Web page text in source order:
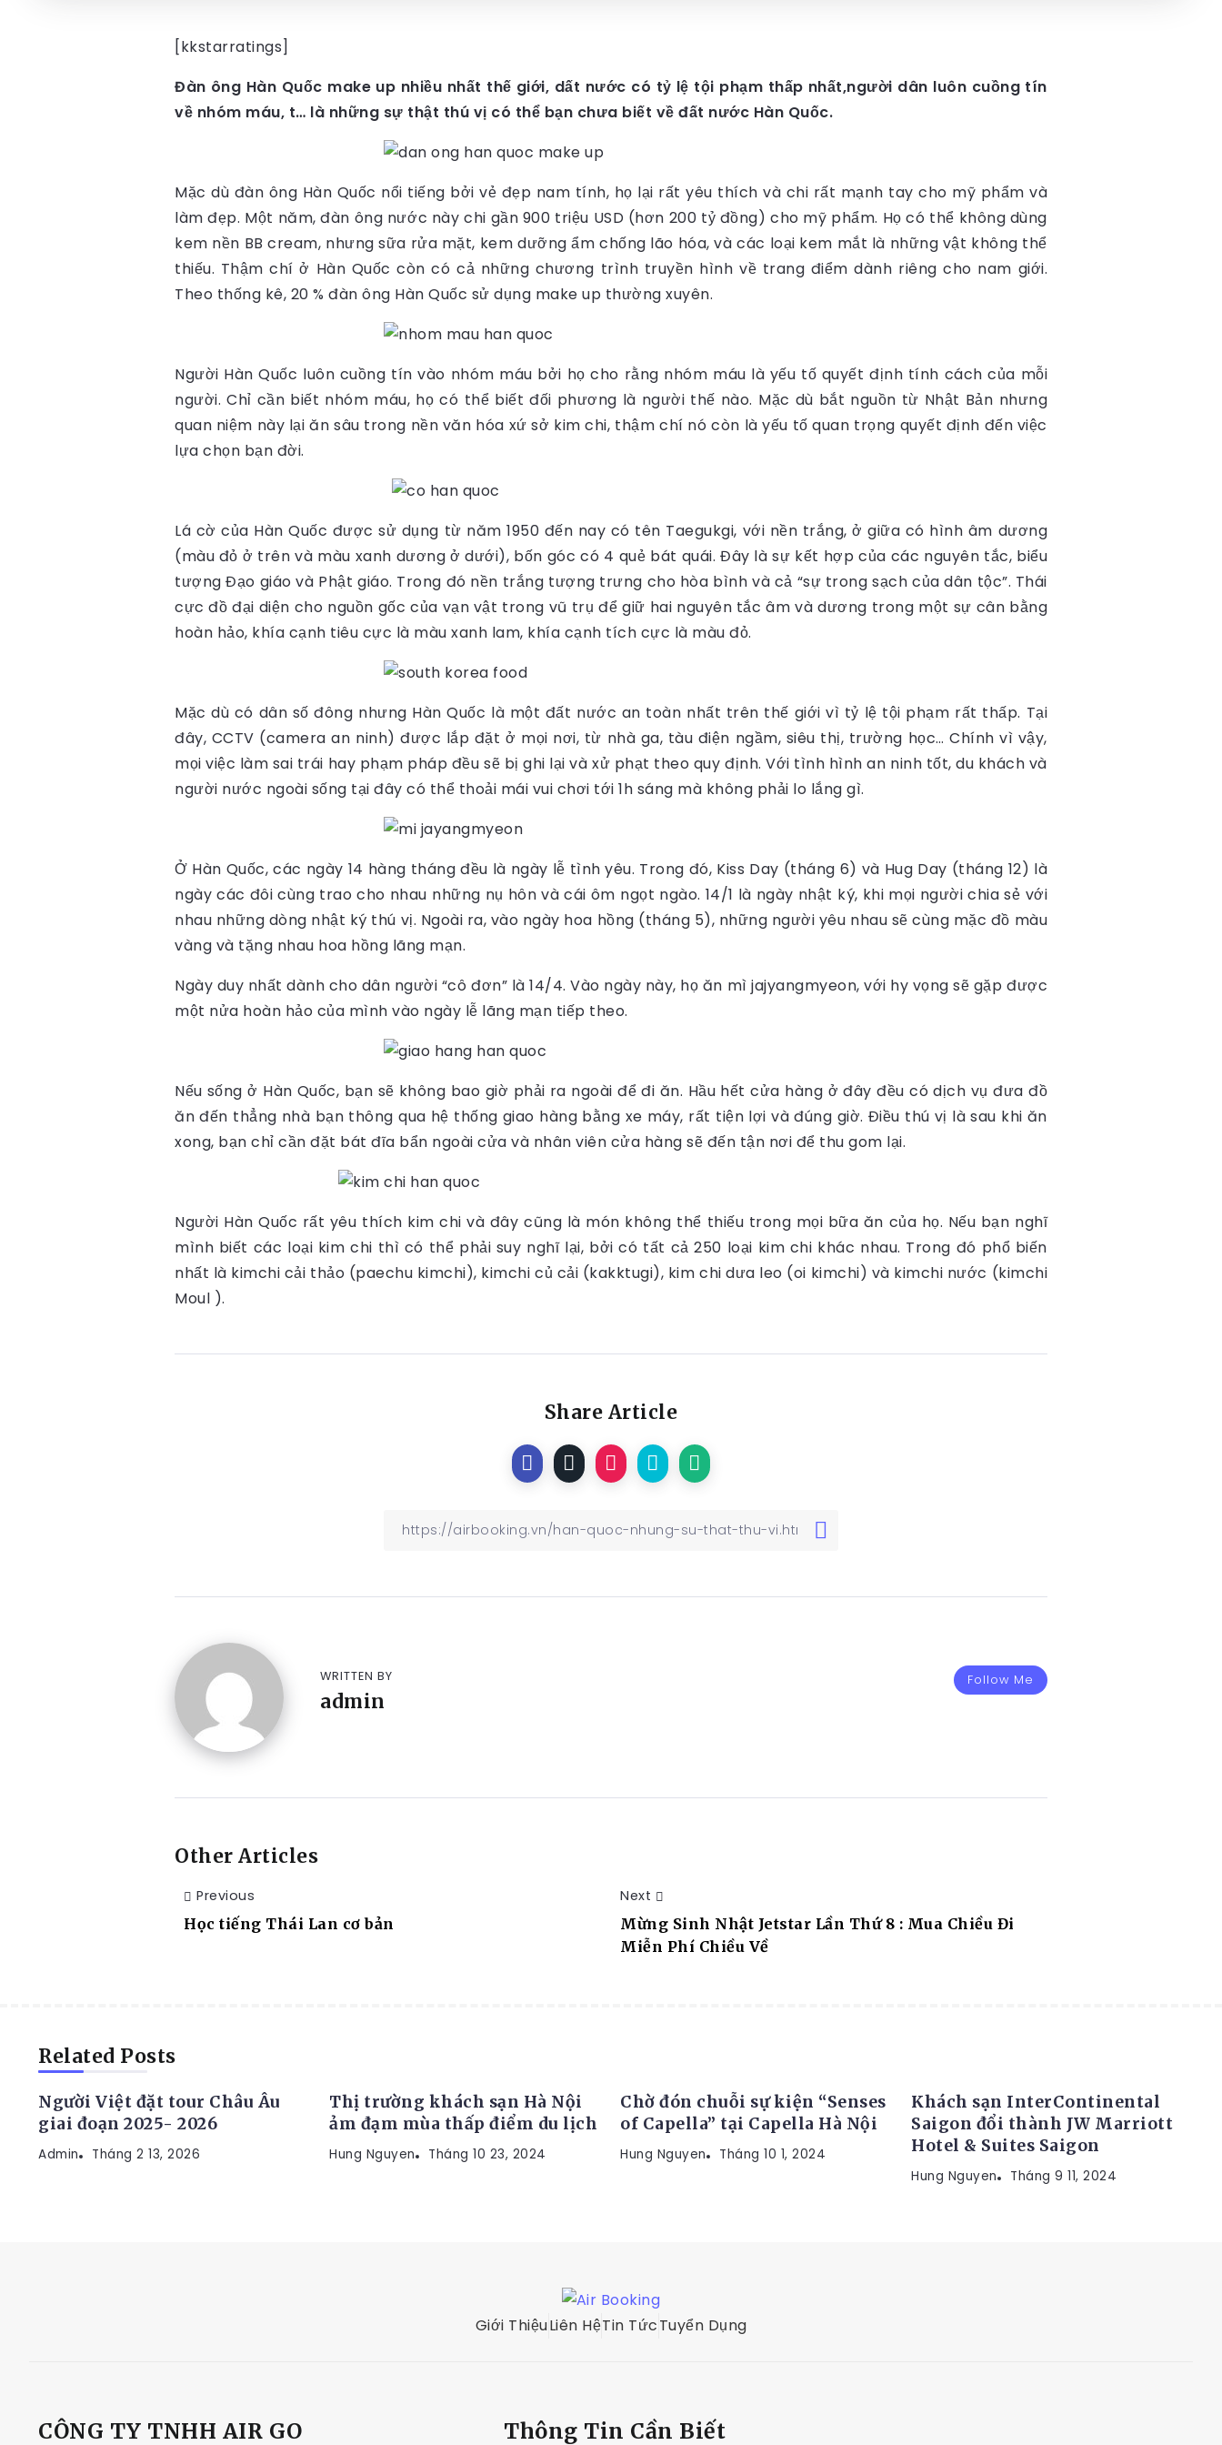
[kkstarratings]
Đàn ông Hàn Quốc make up nhiều nhất thế giới, dất nước có tỷ lệ tội phạm thấp nhất,người dân luôn cuồng tín
về nhóm máu, t… là những sự thật thú vị có thể bạn chưa biết về đất nước Hàn Quốc.
Mặc dù đàn ông Hàn Quốc nổi tiếng bởi vẻ đẹp nam tính, họ lại rất yêu thích và chi rất mạnh tay cho mỹ phẩm và
làm đẹp. Một năm, đàn ông nước này chi gần 900 triệu USD (hơn 200 tỷ đồng) cho mỹ phẩm. Họ có thể không dùng
kem nền BB cream, nhưng sữa rửa mặt, kem dưỡng ẩm chống lão hóa, và các loại kem mắt là những vật không thể
thiếu. Thậm chí ở Hàn Quốc còn có cả những chương trình truyền hình về trang điểm dành riêng cho nam giới.
Theo thống kê, 20 % đàn ông Hàn Quốc sử dụng make up thường xuyên.
Người Hàn Quốc luôn cuồng tín vào nhóm máu bởi họ cho rằng nhóm máu là yếu tố quyết định tính cách của mỗi
người. Chỉ cần biết nhóm máu, họ có thể biết đối phương là người thế nào. Mặc dù bắt nguồn từ Nhật Bản nhưng
quan niệm này lại ăn sâu trong nền văn hóa xứ sở kim chi, thậm chí nó còn là yếu tố quan trọng quyết định đến việc
lựa chọn bạn đời.
Lá cờ của Hàn Quốc được sử dụng từ năm 1950 đến nay có tên Taegukgi, với nền trắng, ở giữa có hình âm dương
(màu đỏ ở trên và màu xanh dương ở dưới), bốn góc có 4 quẻ bát quái. Đây là sự kết hợp của các nguyên tắc, biểu
tượng Đạo giáo và Phật giáo. Trong đó nền trắng tượng trưng cho hòa bình và cả “sự trong sạch của dân tộc”. Thái
cực đồ đại diện cho nguồn gốc của vạn vật trong vũ trụ để giữ hai nguyên tắc âm và dương trong một sự cân bằng
hoàn hảo, khía cạnh tiêu cực là màu xanh lam, khía cạnh tích cực là màu đỏ.
Mặc dù có dân số đông nhưng Hàn Quốc là một đất nước an toàn nhất trên thế giới vì tỷ lệ tội phạm rất thấp. Tại
đây, CCTV (camera an ninh) được lắp đặt ở mọi nơi, từ nhà ga, tàu điện ngầm, siêu thị, trường học… Chính vì vậy,
mọi việc làm sai trái hay phạm pháp đều sẽ bị ghi lại và xử phạt theo quy định. Với tình hình an ninh tốt, du khách và
người nước ngoài sống tại đây có thể thoải mái vui chơi tới 1h sáng mà không phải lo lắng gì.
Ở Hàn Quốc, các ngày 14 hàng tháng đều là ngày lễ tình yêu. Trong đó, Kiss Day (tháng 6) và Hug Day (tháng 12) là
ngày các đôi cùng trao cho nhau những nụ hôn và cái ôm ngọt ngào. 14/1 là ngày nhật ký, khi mọi người chia sẻ với
nhau những dòng nhật ký thú vị. Ngoài ra, vào ngày hoa hồng (tháng 5), những người yêu nhau sẽ cùng mặc đồ màu
vàng và tặng nhau hoa hồng lãng mạn.
Ngày duy nhất dành cho dân người “cô đơn” là 14/4. Vào ngày này, họ ăn mì jajyangmyeon, với hy vọng sẽ gặp được
một nửa hoàn hảo của mình vào ngày lễ lãng mạn tiếp theo.
Nếu sống ở Hàn Quốc, bạn sẽ không bao giờ phải ra ngoài để đi ăn. Hầu hết cửa hàng ở đây đều có dịch vụ đưa đồ
ăn đến thẳng nhà bạn thông qua hệ thống giao hàng bằng xe máy, rất tiện lợi và đúng giờ. Điều thú vị là sau khi ăn
xong, bạn chỉ cần đặt bát đĩa bẩn ngoài cửa và nhân viên cửa hàng sẽ đến tận nơi để thu gom lại.
Người Hàn Quốc rất yêu thích kim chi và đây cũng là món không thể thiếu trong mọi bữa ăn của họ. Nếu bạn nghĩ
mình biết các loại kim chi thì có thể phải suy nghĩ lại, bởi có tất cả 250 loại kim chi khác nhau. Trong đó phổ biến
nhất là kimchi cải thảo (paechu kimchi), kimchi củ cải (kakktugi), kim chi dưa leo (oi kimchi) và kimchi nước (kimchi
Moul ).
Share Article
Follow Me
WRITTEN BY
admin
Other Articles
Previous
Học tiếng Thái Lan cơ bản
Next
Mừng Sinh Nhật Jetstar Lần Thứ 8 : Mua Chiều Đi
Miễn Phí Chiều Về
Related Posts
Người Việt đặt tour Châu Âu
giai đoạn 2025- 2026
Admin Tháng 2 13, 2026
Thị trường khách sạn Hà Nội
ảm đạm mùa thấp điểm du lịch
Hung Nguyen Tháng 10 23, 2024
Chờ đón chuỗi sự kiện “Senses
of Capella” tại Capella Hà Nội
Hung Nguyen Tháng 10 1, 2024
Khách sạn InterContinental
Saigon đổi thành JW Marriott
Hotel & Suites Saigon
Hung Nguyen Tháng 9 11, 2024
Giới ThiệuLiên HệTin TứcTuyển Dụng
CÔNG TY TNHH AIR GO Thông Tin Cần Biết